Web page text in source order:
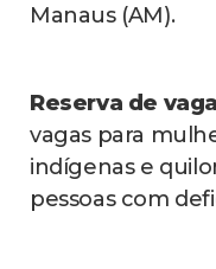
Manaus (AM).
Reserva de
vagas para
indígenas e
pessoas com